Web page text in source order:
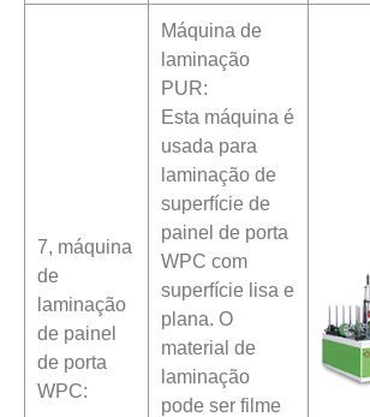
7, máquina
de
laminação
de painel
de porta
WPC:
Máquina de
laminação
PUR:
Esta máquina é
usada para
laminação de
superfície de
painel de porta
WPC com
superfície lisa e
plana. O
material de
laminação
pode ser filme